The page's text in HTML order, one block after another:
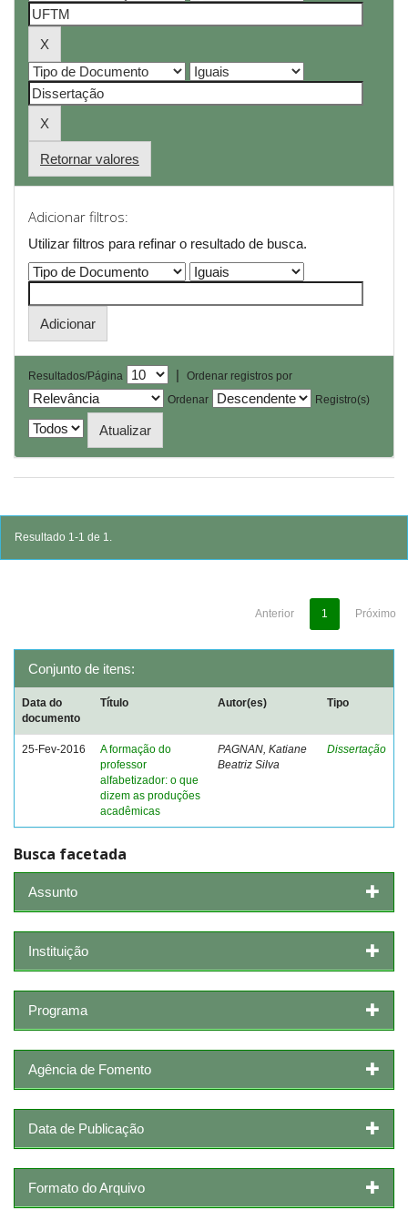
Retornar valores
Adicionar filtros:
Utilizar filtros para refinar o resultado de busca.
Resultados/Página |
Ordenar registros por
Ordenar
Registro(s)
Resultado 1-1 de 1.
Anterior 1 Próximo
Conjunto de itens:
Data do
documento
Título Autor(es) Tipo
25-Fev-2016
A formação do
professor
alfabetizador: o que
dizem as produções
acadêmicas
PAGNAN, Katiane
Beatriz Silva
Dissertação
Busca facetada
Assunto
Instituição
Programa
Agência de Fomento
Data de Publicação
Formato do Arquivo